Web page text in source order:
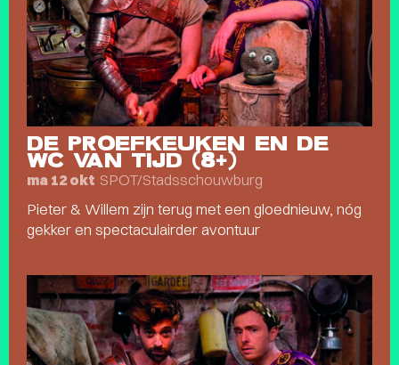
DE PROEFKEUKEN EN DE
WC VAN TIJD (8+)
ma 12 okt SPOT/Stadsschouwburg
Pieter & Willem zijn terug met een gloednieuw, nóg
gekker en spectaculairder avontuur